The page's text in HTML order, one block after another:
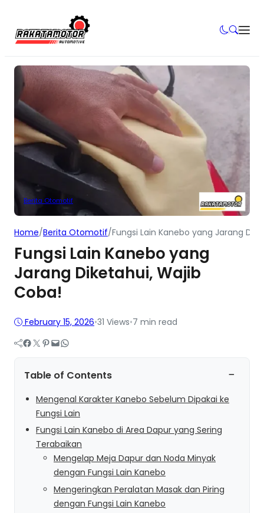
Berita Otomotif
Home/Berita Otomotif/Fungsi Lain Kanebo yang Jarang
Fungsi Lain Kanebo yang
Jarang Diketahui, Wajib
Coba!
February 15, 2026•31 Views•7 min read
Facebook Twitter Pinterest Mail WhatsApp
Table of Contents −
Mengenal Karakter Kanebo Sebelum Dipakai ke
Fungsi Lain
Fungsi Lain Kanebo di Area Dapur yang Sering
Terabaikan
Mengelap Meja Dapur dan Noda Minyak
dengan Fungsi Lain Kanebo
Mengeringkan Peralatan Masak dan Piring
dengan Fungsi Lain Kanebo